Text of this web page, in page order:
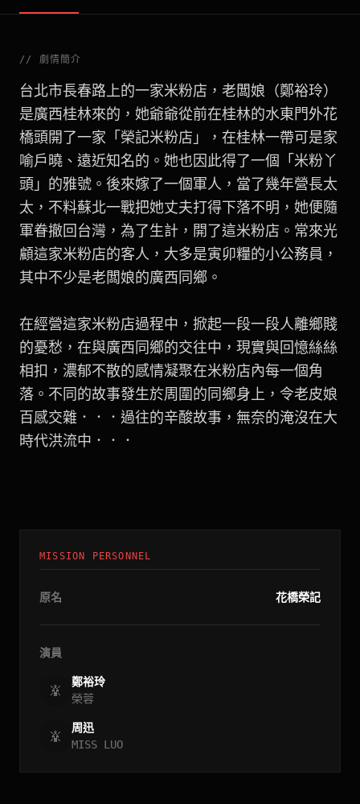
// 劇情簡介
台北市長春路上的一家米粉店，老闆娘（鄭裕玲）
是廣西桂林來的，她爺爺從前在桂林的水東門外花
橋頭開了一家「榮記米粉店」，在桂林一帶可是家
喻戶曉、遠近知名的。她也因此得了一個「米粉丫
頭」的雅號。後來嫁了一個軍人，當了幾年營長太
太，不料蘇北一戰把她丈夫打得下落不明，她便隨
軍眷撤回台灣，為了生計，開了這米粉店。常來光
顧這家米粉店的客人，大多是寅卯糧的小公務員，
其中不少是老闆娘的廣西同鄉。
在經營這家米粉店過程中，掀起一段一段人離鄉賤
的憂愁，在與廣西同鄉的交往中，現實與回憶絲絲
相扣，濃郁不散的感情凝聚在米粉店內每一個角
落。不同的故事發生於周圍的同鄉身上，令老皮娘
百感交雜．．．過往的辛酸故事，無奈的淹沒在大
時代洪流中．．．
MISSION PERSONNEL
原名 花橋榮記
演員
鄭裕玲
榮蓉
周迅
MISS LUO